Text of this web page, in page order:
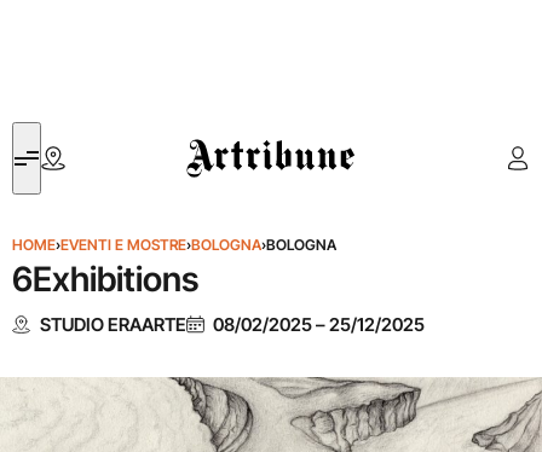
Artribune
HOME›EVENTI E MOSTRE›BOLOGNA›BOLOGNA
6Exhibitions
STUDIO ERAARTE 08/02/2025–25/12/2025